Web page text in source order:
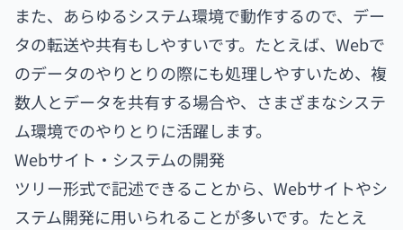
また、あらゆるシステム環境で動作するので、デー
タの転送や共有もしやすいです。たとえば、Webで
のデータのやりとりの際にも処理しやすいため、複
数人とデータを共有する場合や、さまざまなシステ
ム環境でのやりとりに活躍します。
Webサイト・システムの開発
ツリー形式で記述できることから、Webサイトやシ
ステム開発に用いられることが多いです。たとえ